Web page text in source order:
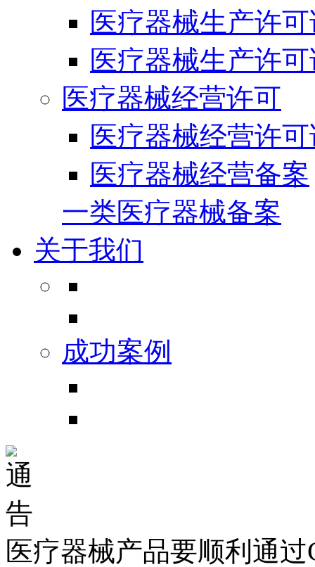
医疗器械生产许
医疗器械生产许
医疗器械经营许可
医疗器械经营许
医疗器械经营备案
一类医疗器械备案
关于我们
成功案例
医疗器械产品要顺利通